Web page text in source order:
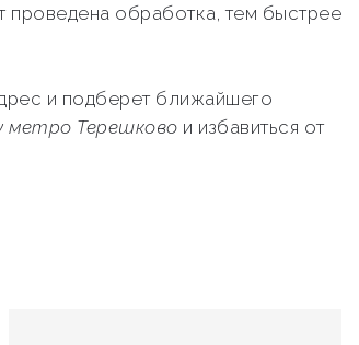
проведена обработка, тем быстрее
и подберет ближайшего
метро Терешково и избавиться от